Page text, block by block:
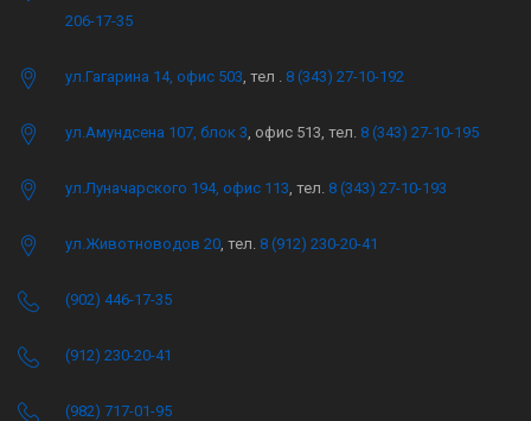
206-17-35
ул.Гагарина 14, офис 503 , тел . 8 (343) 27-10-192
ул.Амундсена 107, блок 3 , офис 513, тел. 8 (343) 27-10-195
ул.Луначарского 194, офис 113 , тел. 8 (343) 27-10-193
ул.Животноводов 20 , тел. 8 (912) 230-20-41
(902) 446-17-35
(912) 230-20-41
(982) 717-01-95